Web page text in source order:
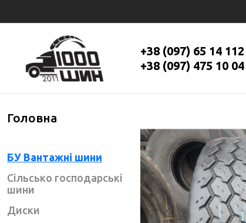
+38 (097) 65 14 112
+38 (097) 475 10 04
Головна
БУ Вантажні шини
Сільсько господарські
шини
Диски